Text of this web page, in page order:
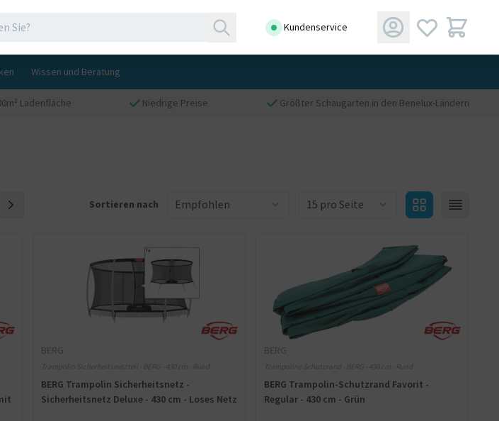
Kundenservice
Wissen und Beratung
Ladenfläche Niedrige Preise Größter Schaugarten in den Benelux-Ländern
Sortieren nach
BERG
Trampolin Sicherheitsnetzteil - BERG - 430 cm - Rund
BERG Trampolin Sicherheitsnetz -
Sicherheitsnetz Deluxe - 430 cm - Loses Netz
BERG
Trampoline Schutzrand - BERG - 430 cm - Rund
BERG Trampolin-Schutzrand Favorit -
Regular - 430 cm - Grün